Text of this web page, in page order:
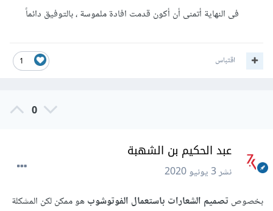
فى النهاية أتمنى أن أكون قدمت افادة ملموسة ، بالتوفيق دائماً
1 اقتباس
0
عبد الحكيم بن الشهبة
نشر3 يونيو 2020
بخصوص تصميم الشعارات باستعمال الفوتوشوبهو ممكن لكن المشكلة